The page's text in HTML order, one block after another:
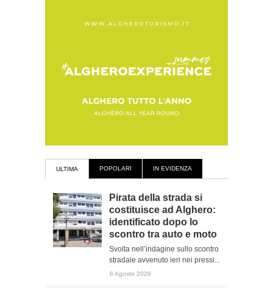
ULTIMA POPOLARI IN EVIDENZA
Pirata della strada si
costituisce ad Alghero:
identificato dopo lo
scontro tra auto e moto
Svolta nell’indagine sullo scontro
stradale avvenuto ieri nei pressi...
6 Agosto 2026